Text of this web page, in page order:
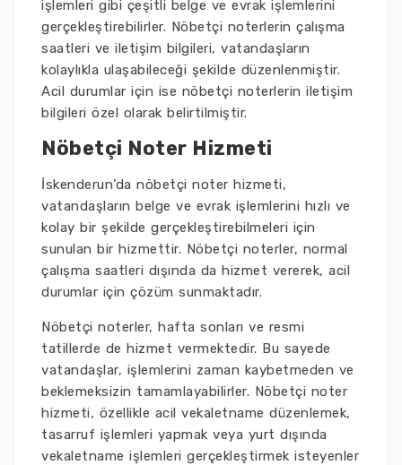
işlemleri gibi çeşitli belge ve evrak işlemlerini
gerçekleştirebilirler. Nöbetçi noterlerin çalışma
saatleri ve iletişim bilgileri, vatandaşların
kolaylıkla ulaşabileceği şekilde düzenlenmiştir.
Acil durumlar için ise nöbetçi noterlerin iletişim
bilgileri özel olarak belirtilmiştir.
Nöbetçi Noter Hizmeti
İskenderun’da nöbetçi noter hizmeti,
vatandaşların belge ve evrak işlemlerini hızlı ve
kolay bir şekilde gerçekleştirebilmeleri için
sunulan bir hizmettir. Nöbetçi noterler, normal
çalışma saatleri dışında da hizmet vererek, acil
durumlar için çözüm sunmaktadır.
Nöbetçi noterler, hafta sonları ve resmi
tatillerde de hizmet vermektedir. Bu sayede
vatandaşlar, işlemlerini zaman kaybetmeden ve
beklemeksizin tamamlayabilirler. Nöbetçi noter
hizmeti, özellikle acil vekaletname düzenlemek,
tasarruf işlemleri yapmak veya yurt dışında
vekaletname işlemleri gerçekleştirmek isteyenler